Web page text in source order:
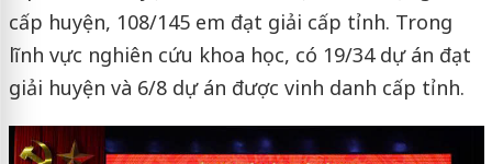
cấp huyện, 108/145 em đạt giải cấp tỉnh. Trong
lĩnh vực nghiên cứu khoa học, có 19/34 dự án đạt
giải huyện và 6/8 dự án được vinh danh cấp tỉnh.